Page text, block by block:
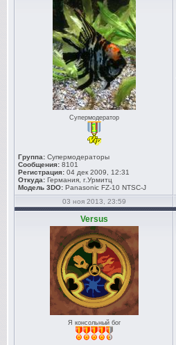
Супермодератор
Группа: Супермодераторы
Сообщения: 8101
Регистрация: 04 дек 2009, 12:31
Откуда: Германия, г.Урмитц
Модель 3DO: Panasonic FZ-10 NTSC-J
03 ноя 2013, 23:59
Versus
Я консольный бог